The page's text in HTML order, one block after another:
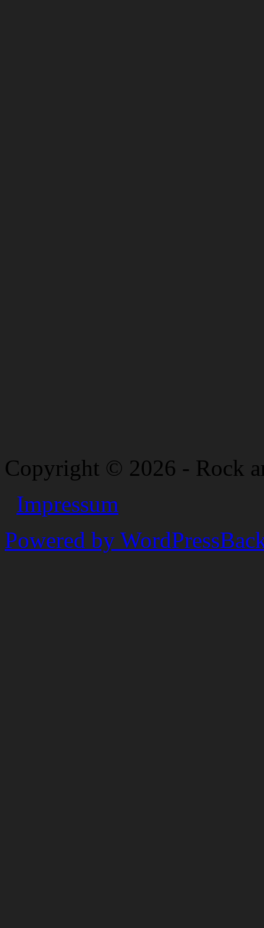
Copyright © 2026 - Rock
Impressum
Powered by WordPress